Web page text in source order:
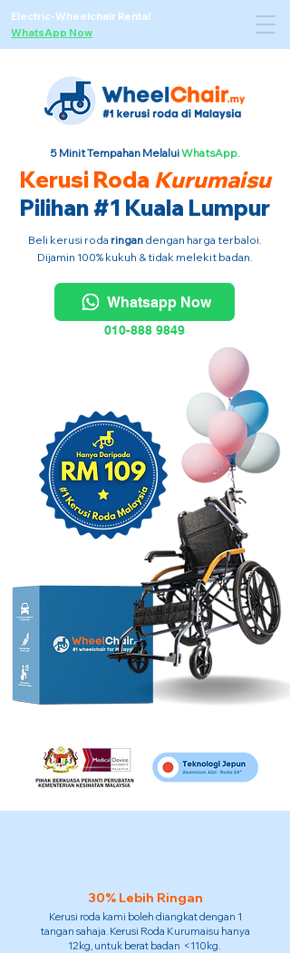
Electric-Wheelchair Rental ·
WhatsApp Now
5 Minit Tempahan MelaluiWhatsApp.
Kerusi Roda Kurumaisu
Pilihan #1 Kuala Lumpur
Beli kerusi roda ringan dengan harga terbaloi.
Dijamin 100% kukuh & tidak melekit badan.
Whatsapp Now
010-888 9849
30% Lebih Ringan
Kerusi roda kami boleh diangkat dengan 1
tangan sahaja. Kerusi Roda Kurumaisu hanya
12kg, untuk berat badan <110kg.